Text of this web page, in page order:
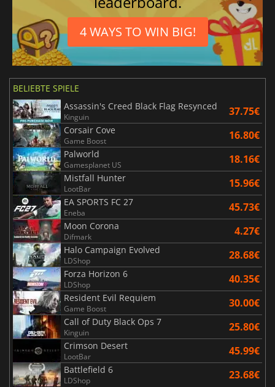
4 WAYS TO WIN BIG!
BELIEBTE SPIELE
Assassin's Creed Black Flag Resynced
Kinguin 37.75€
Corsair Cove
Game Boost 16.80€
Palworld
Gamesplanet US 18.16€
Mistfall Hunter
LootBar 15.96€
EA SPORTS FC 27
Eneba 45.73€
Moon Corona
Difmark 4.27€
Halo Campaign Evolved
LDShop 28.68€
Forza Horizon 6
LDShop 40.35€
Resident Evil Requiem
Game Boost 30.00€
Call of Duty Black Ops 7
Kinguin 25.80€
Crimson Desert
LootBar 45.99€
Battlefield 6
LDShop 23.68€